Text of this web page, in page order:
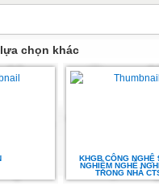
dạy : SGK và SBT là tài liệu
phương tiện dạy học : vật thật,
thiết bị lấy điện trong gia đình
sinh
trong SGK.
và câu hỏi ở phần Mở đầu trong
cầu tìm hiểu về thiết bị đóng cắt
chọn khác
KHGB CÔNG NGHỆ
NGHIỆM NGHỀ
TRONG NHÀ